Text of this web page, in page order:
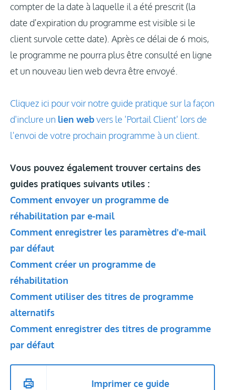
compter de la date à laquelle il a été prescrit (la
date d'expiration du programme est visible si le
client survole cette date). Après ce délai de 6 mois,
le programme ne pourra plus être consulté en ligne
et un nouveau lien web devra être envoyé.
Cliquez ici pour voir notre guide pratique sur la façon
d'inclure un lien webvers le 'Portail Client' lors de
l'envoi de votre prochain programme à un client.
Vous pouvez également trouver certains des
guides pratiques suivants utiles :
Comment envoyer un programme de
réhabilitation par e-mail
Comment enregistrer les paramètres d'e-mail
par défaut
Comment créer un programme de
réhabilitation
Comment utiliser des titres de programme
alternatifs
Comment enregistrer des titres de programme
par défaut
Imprimer ce guide